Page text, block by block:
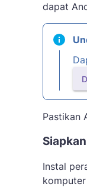
dapat
Pastikan
Instal